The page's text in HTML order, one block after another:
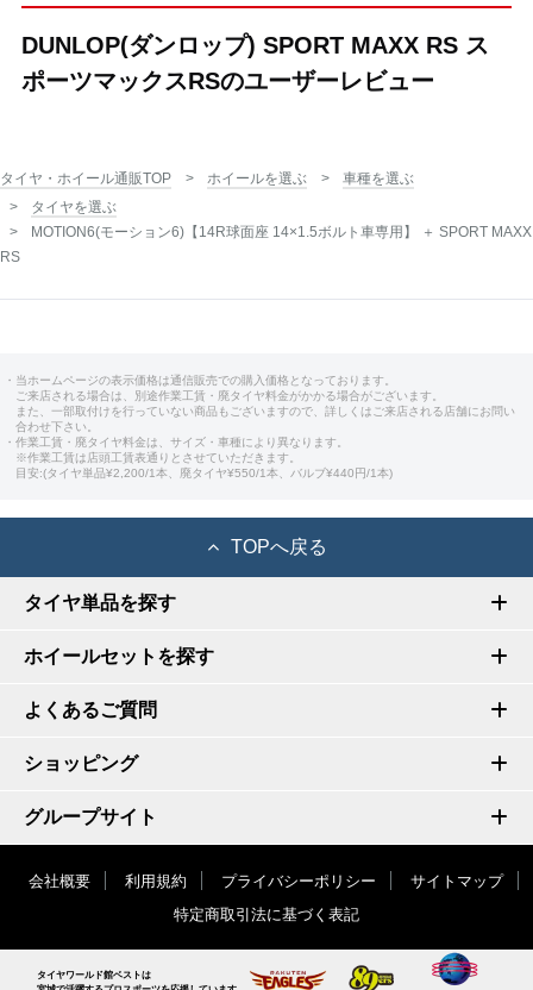
DUNLOP(ダンロップ) SPORT MAXX RS ス
ポーツマックスRSのユーザーレビュー
タイヤ・ホイール通販TOP ホイールを選ぶ
車種を選ぶ
タイヤを選ぶ
MOTION6(モーション6)【14R球面座 14×1.5ボルト車専用】 ＋ SPORT MAXX
RS
・当ホームページの表示価格は通信販売での購入価格となっております。
ご来店される場合は、別途作業工賃・廃タイヤ料金がかかる場合がございます。
また、一部取付けを行っていない商品もございますので、詳しくはご来店される店舗にお問い
合わせ下さい。
・作業工賃・廃タイヤ料金は、サイズ・車種により異なります。
※作業工賃は店頭工賃表通りとさせていただきます。
目安:(タイヤ単品¥2,200/1本、廃タイヤ¥550/1本、バルブ¥440円/1本)
TOPへ戻る
タイヤ単品を探す
ホイールセットを探す
よくあるご質問
ショッピング
グループサイト
会社概要 利用規約 プライバシーポリシー
サイトマップ
特定商取引法に基づく表記
タイヤワールド館ベストは